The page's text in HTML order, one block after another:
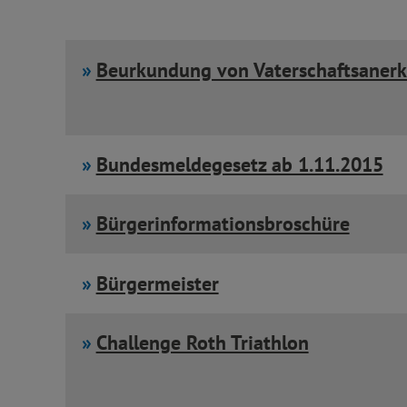
Beurkundung von
Bundesmeldegesetz ab 1.11.2015
Bürgerinformationsbroschüre
Bürgermeister
Challenge Roth Triathlon